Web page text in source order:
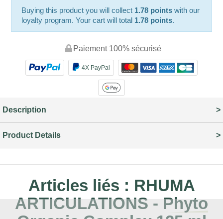
Buying this product you will collect 1.78 points with our
loyalty program. Your cart will total 1.78 points.
Paiement 100% sécurisé
4X PayPal
Description
Product Details
Articles liés : RHUMA
ARTICULATIONS - Phyto